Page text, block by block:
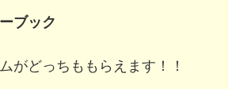
ブック
がどっちももらえます！！